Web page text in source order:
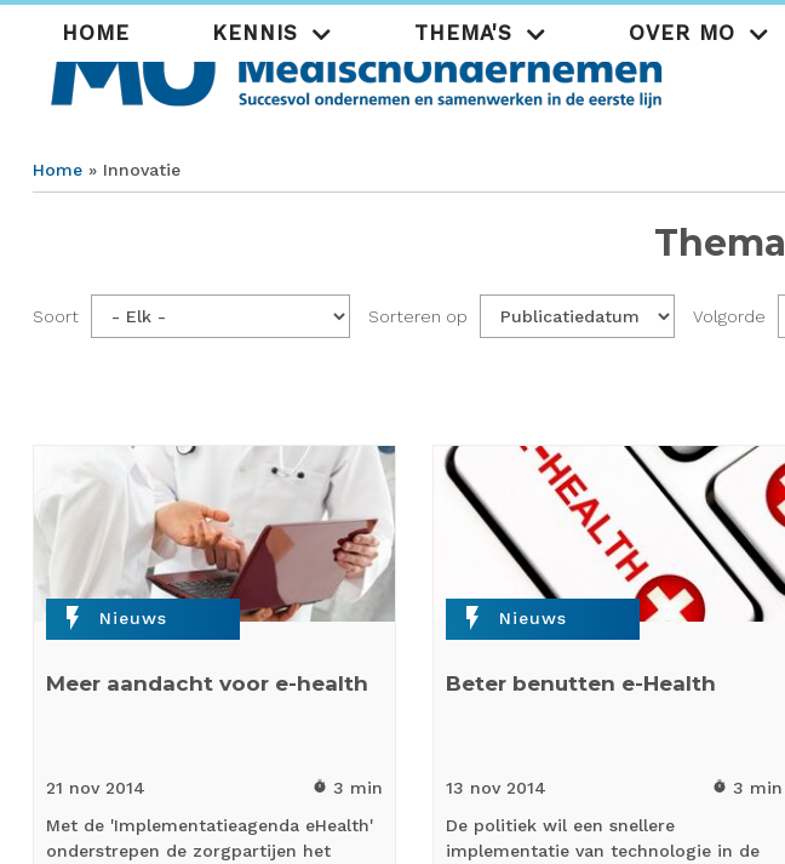
Hoofdnavigatie
HOME KENNIS THEMA'S OVER MO
Home Innovatie
Thema
Soort Sorteren op Volgorde
flash_on Nieuws
Meer aandacht voor e-health
21 nov 2014 timer 3 min
Met de 'Implementatieagenda eHealth'
onderstrepen de zorgpartijen het
flash_on Nieuws
Beter benutten e-Health
13 nov 2014 timer 3 min
De politiek wil een snellere
implementatie van technologie in de